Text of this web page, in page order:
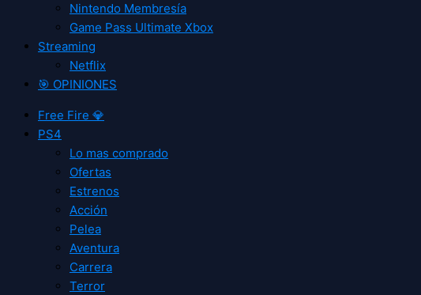
Nintendo Membresía
Game Pass Ultimate Xbox
Streaming
Netflix
🎯 OPINIONES
Free Fire 💎
PS4
Lo mas comprado
Ofertas
Estrenos
Acción
Pelea
Aventura
Carrera
Terror